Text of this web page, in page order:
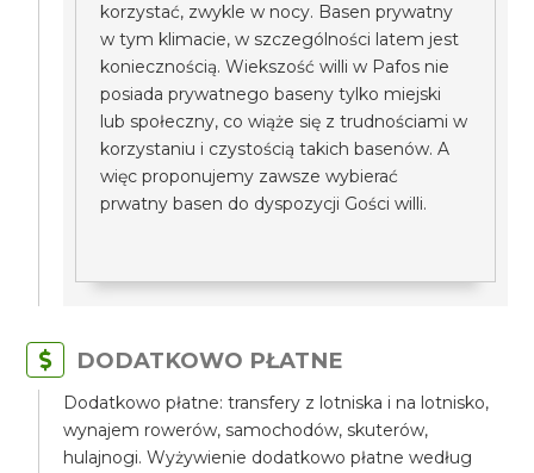
korzystać, zwykle w nocy. Basen prywatny
w tym klimacie, w szczególności latem jest
koniecznością. Wiekszość willi w Pafos nie
posiada prywatnego baseny tylko miejski
lub społeczny, co wiąże się z trudnościami w
korzystaniu i czystością takich basenów. A
więc proponujemy zawsze wybierać
prwatny basen do dyspozycji Gości willi.
DODATKOWO PŁATNE
Dodatkowo płatne: transfery z lotniska i na lotnisko,
wynajem rowerów, samochodów, skuterów,
hulajnogi. Wyżywienie dodatkowo płatne według